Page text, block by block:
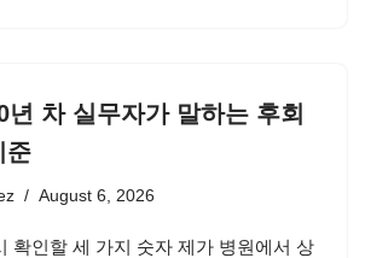
년 차 실무자가 말하는 후회
준
August 6, 2026
확인할 세 가지 숫자 제가 병원에서 상